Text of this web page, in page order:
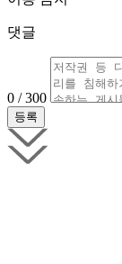
댓글
0 / 300